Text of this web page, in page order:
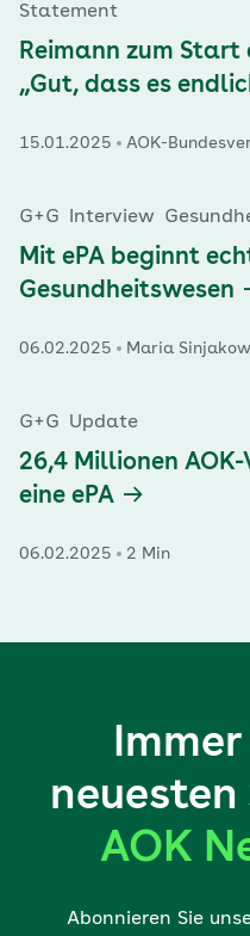
Statement
Reimann zum Start
„Gut, dass es
15.01.2025 AOK-
G+G Interview
Mit ePA beginnt
Gesundheitswesen
06.02.2025 Maria
G+G Update
26,4 Millionen
eine ePA
06.02.2025 2 Min
neuesten
AOK
Abonnieren Sie